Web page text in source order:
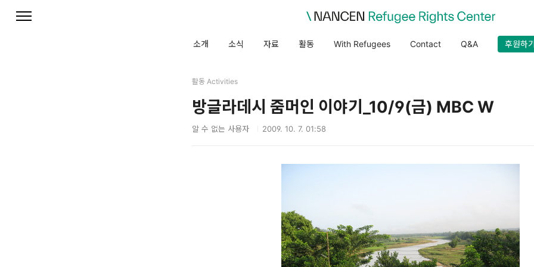
소개 소식 자료 활동 With Refugees Contact Q&A 후원하기
활동 Activities
방글라데시 줌머인 이야기_10/9(금) MBC W
알 수 없는 사용자 2009. 10. 7. 01:58